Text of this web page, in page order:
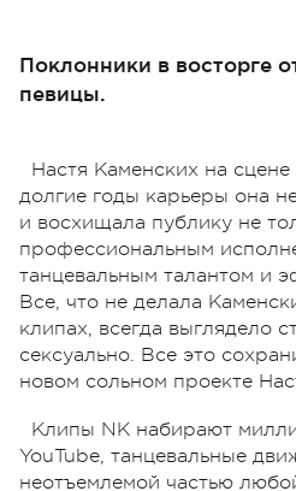
Поклонники в восторге
певицы.
Настя Каменских на
долгие годы карьеры она
и восхищала публику не
профессиональным
танцевальным талантом и
Все, что не делала
клипах, всегда выглядело
сексуально. Все это
новом сольном проекте
Клипы NK набирают
YouTube, танцевальные
неотъемлемой частью